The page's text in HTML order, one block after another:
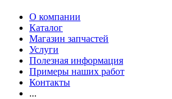
О компании
Каталог
Магазин запчастей
Услуги
Полезная информация
Примеры наших работ
Контакты
...